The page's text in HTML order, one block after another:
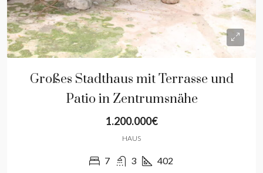
Großes Stadthaus mit Terrasse und
Patio in Zentrumsnähe
1.200.000€
HAUS
7 3 402